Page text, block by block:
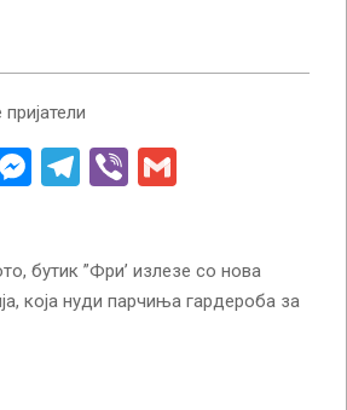
Messenger
Telegram
Viber
бутик ”Фри’ излезе со нова
која нуди парчиња гардероба за